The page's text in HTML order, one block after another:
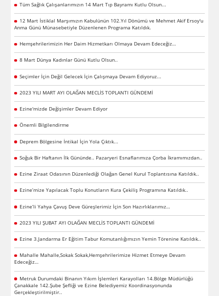
Tüm Sağlık Çalışanlarımızın 14 Mart Tıp Bayramı Kutlu Olsun...
12 Mart İstiklal Marşımızın Kabulünün 102.Yıl Dönümü ve Mehmet Akif Ersoy'u
Anma Günü Münasebetiyle Düzenlenen Programa Katıldık.
Hemşehrilerimizin Her Daim Hizmetkarı Olmaya Devam Edeceğiz…
8 Mart Dünya Kadınlar Günü Kutlu Olsun..
Seçimler İçin Değil Gelecek İçin Çalışmaya Devam Ediyoruz...
2023 YILI MART AYI OLAĞAN MECLİS TOPLANTI GÜNDEMİ
Ezine'mizde Değişimler Devam Ediyor
Önemli Bilgilendirme
Deprem Bölgesine İntikal İçin Yola Çıktık...
Soğuk Bir Haftanın İlk Gününde.. Pazaryeri Esnaflarımıza Çorba İkramımızdan..
Ezine Ziraat Odasının Düzenlediği Olağan Genel Kurul Toplantısına Katıldık..
Ezine’mize Yapılacak Toplu Konutların Kura Çekiliş Programına Katıldık..
Ezine’li Yahya Çavuş Deve Güreşlerimiz İçin Son Hazırlıklarımız…
2023 YILI ŞUBAT AYI OLAĞAN MECLİS TOPLANTI GÜNDEMİ
Ezine 3.Jandarma Er Eğitim Tabur Komutanlığımızın Yemin Törenine Katıldık..
Mahalle Mahalle,Sokak Sokak,Hemşehrilerimize Hizmet Etmeye Devam
Edeceğiz…
Metruk Durumdaki Binanın Yıkım İşlemleri Karayolları 14.Bölge Müdürlüğü
Çanakkale 142.Şube Şefliği ve Ezine Belediyemiz Koordinasyonunda
Gerçekleştirilmiştir..